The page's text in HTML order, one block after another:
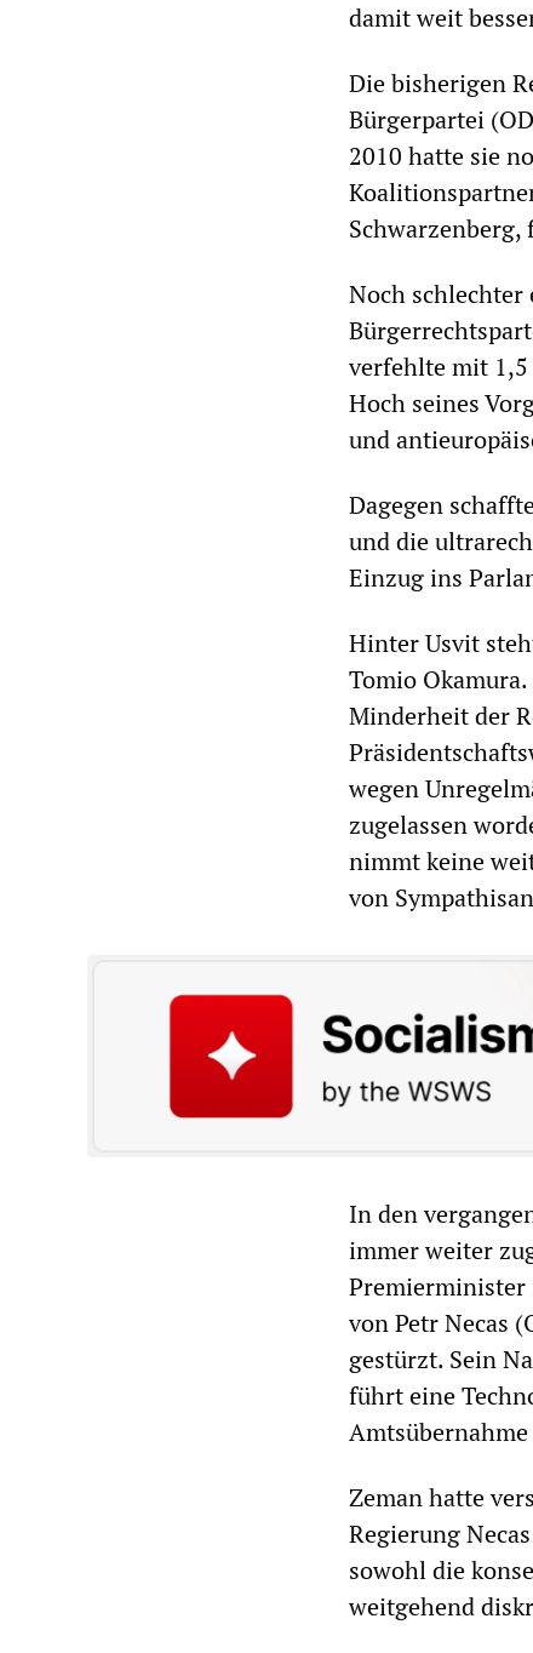
damit weit
Die bisherigen
Bürgerpartei
2010 hatte sie
Noch schlechter
verfehlte mit 1,5
Hoch seines
und
Dagegen
und die
Einzug ins
Hinter Usvit
Tomio
Minderheit der
wegen
zugelassen
nimmt keine
von
In den
immer weiter
Premierminister
von Petr Necas
gestürzt. Sein
führt eine
Zeman hatte
Regierung
sowohl die
weitgehend